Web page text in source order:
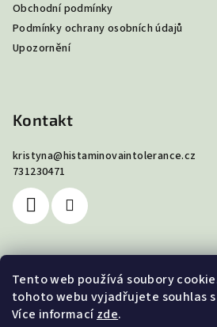
Tento web používá soubory
tohoto webu vyjadřujete souhlas
Více informacízde.
í
ý
Obchodní podmínky
Podmínky ochrany osobních údajů
Upozornění
Kontakt
kristyna@histaminovaintolerance.cz
731230471
Nákupní košík